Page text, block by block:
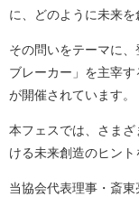
に、どのように未来を
その問いをテーマに
ブレーカー」を主宰す
が開催されています。
本フェスでは、さま
ける未来創造のヒント
当協会代表理事・斎